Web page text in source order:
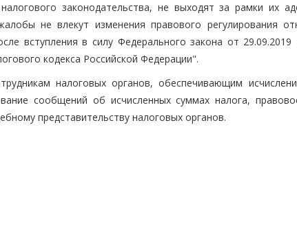
законодательства, не выходят за рамки их
не влекут изменения правового регулирования
вступления в силу Федерального закона от 29.09.2019
кодекса Российской Федерации".
налоговых органов, обеспечивающим
сообщений об исчисленных суммах налога,
представительству налоговых органов.